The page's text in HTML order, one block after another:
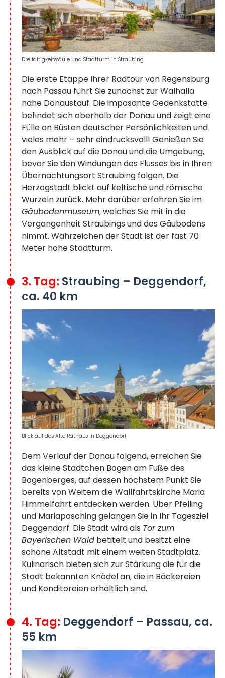
Die erste Etappe Ihrer Radtour von Regensburg
nach Passau führt Sie zunächst zur Walhalla
nahe Donaustauf. Die imposante Gedenkstätte
befindet sich oberhalb der Donau und zeigt eine
Fülle an Büsten deutscher Persönlichkeiten und
vieles mehr – sehr eindrucksvoll! Genießen Sie
den Ausblick auf die Donau und die Umgebung,
bevor Sie den Windungen des Flusses bis in Ihren
Übernachtungsort Straubing folgen. Die
Herzogstadt blickt auf keltische und römische
Wurzeln zurück. Mehr darüber erfahren Sie im
Gäubodenmuseum, welches Sie mit in die
Vergangenheit Straubings und des Gäubodens
nimmt. Wahrzeichen der Stadt ist der fast 70
Meter hohe Stadtturm.
Dreifaltigkeitssäule und Stadtturm in Straubing
3. Tag: Straubing – Deggendorf,
ca. 40 km
Dem Verlauf der Donau folgend, erreichen Sie
das kleine Städtchen Bogen am Fuße des
Bogenberges, auf dessen höchstem Punkt Sie
bereits von Weitem die Wallfahrtskirche Mariä
Himmelfahrt entdecken werden. Über Pfelling
und Mariaposching gelangen Sie in Ihr Tagesziel
Deggendorf. Die Stadt wird als Tor zum
Bayerischen Wald betitelt und besitzt eine
schöne Altstadt mit einem weiten Stadtplatz.
Kulinarisch bieten sich zur Stärkung die für die
Stadt bekannten Knödel an, die in Bäckereien
und Konditoreien erhältlich sind.
Blick auf das Alte Rathaus in Deggendorf
4. Tag: Deggendorf – Passau, ca.
55 km